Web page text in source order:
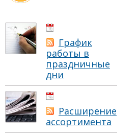
График
работы в
праздничные
дни
Расширение
ассортимента